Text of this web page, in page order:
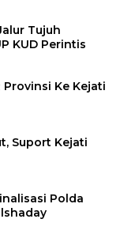
Tujuh
KUD Perintis
Ke Kejati
Suport Kejati
Polda